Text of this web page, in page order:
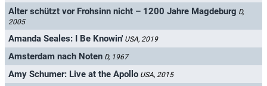
Alter schützt vor Frohsinn nicht – 1200 Jahre Magdeburg D,
2005
Amanda Seales: I Be Knowin' USA, 2019
Amsterdam nach Noten D, 1967
Amy Schumer: Live at the Apollo USA, 2015